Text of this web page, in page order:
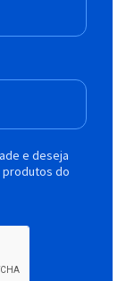
e deseja
do